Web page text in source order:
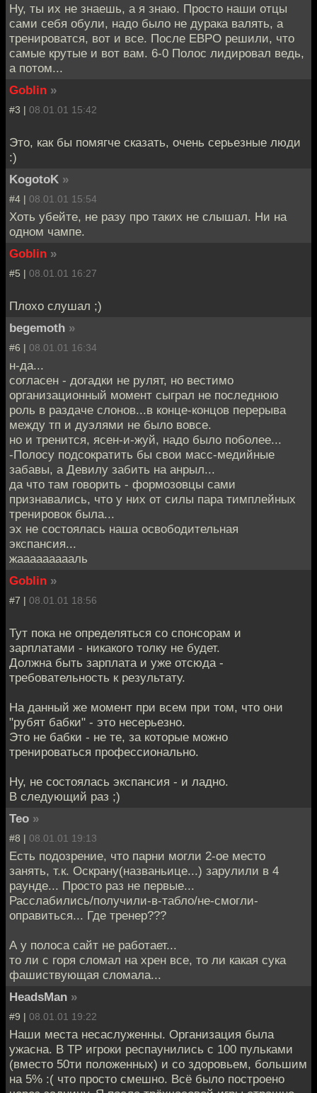
Ну, ты их не знаешь, а я знаю. Просто наши отцы
сами себя обули, надо было не дурака валять, а
тренироватся, вот и все. После ЕВРО решили, что
самые крутые и вот вам. 6-0 Полос лидировал ведь,
а потом...
Goblin »
#3 | 08.01.01 15:42
Это, как бы помягче сказать, очень серьезные люди
:)
KogotoK »
#4 | 08.01.01 15:54
Хоть убейте, не разу про таких не слышал. Ни на
одном чампе.
Goblin »
#5 | 08.01.01 16:27
Плохо слушал ;)
begemoth »
#6 | 08.01.01 16:34
н-да...
согласен - догадки не рулят, но вестимо
организационный момент сыграл не последнюю
роль в раздаче слонов...в конце-концов перерыва
между тп и дуэлями не было вовсе.
но и тренится, ясен-и-жуй, надо было поболее...
-Полосу подсократить бы свои масс-медийные
забавы, а Девилу забить на анрыл...
да что там говорить - формозовцы сами
признавались, что у них от силы пара тимплейных
тренировок была...
эх не состоялась наша освободительная
экспансия...
жаааааааааль
Goblin »
#7 | 08.01.01 18:56
Тут пока не определяться со спонсорам и
зарплатами - никакого толку не будет.
Должна быть зарплата и уже отсюда -
требовательность к результату.
На данный же момент при всем при том, что они
"рубят бабки" - это несерьезно.
Это не бабки - не те, за которые можно
тренироваться профессионально.
Ну, не состоялась экспансия - и ладно.
В следующий раз ;)
Тео »
#8 | 08.01.01 19:13
Есть подозрение, что парни могли 2-ое место
занять, т.к. Оскрану(названьице...) зарулили в 4
раунде... Просто раз не первые...
Расслабились/получили-в-табло/не-смогли-
оправиться... Где тренер???
А у полоса сайт не работает...
то ли с горя сломал на хрен все, то ли какая сука
фашиствующая сломала...
HeadsMan »
#9 | 08.01.01 19:22
Наши места несаслуженны. Организация была
ужасна. В ТР игроки респаунились с 100 пульками
(вместо 50ти положенных) и со здоровьем, большим
на 5% :( что просто смешно. Всё было построено